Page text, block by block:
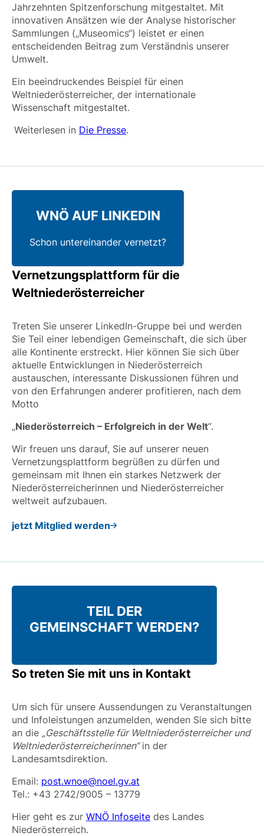
Jahrzehnten Spitzenforschung mitgestaltet. Mit
innovativen Ansätzen wie der Analyse historischer
Sammlungen („Museomics“) leistet er einen
entscheidenden Beitrag zum Verständnis unserer
Umwelt.
Ein beeindruckendes Beispiel für einen
Weltniederösterreicher, der internationale
Wissenschaft mitgestaltet.
Weiterlesen in Die Presse.
WNÖ AUF LINKEDIN
Schon untereinander vernetzt?
Vernetzungsplattform für die
Weltniederösterreicher
Treten Sie unserer LinkedIn-Gruppe bei und werden
Sie Teil einer lebendigen Gemeinschaft, die sich über
alle Kontinente erstreckt. Hier können Sie sich über
aktuelle Entwicklungen in Niederösterreich
austauschen, interessante Diskussionen führen und
von den Erfahrungen anderer profitieren, nach dem
Motto
„Niederösterreich – Erfolgreich in der Welt“.
Wir freuen uns darauf, Sie auf unserer neuen
Vernetzungsplattform begrüßen zu dürfen und
gemeinsam mit Ihnen ein starkes Netzwerk der
Niederösterreicherinnen und Niederösterreicher
weltweit aufzubauen.
jetzt Mitglied werden
TEIL DER
GEMEINSCHAFT WERDEN?
So treten Sie mit uns in Kontakt
Um sich für unsere Aussendungen zu Veranstaltungen
und Infoleistungen anzumelden, wenden Sie sich bitte
an die „Geschäftsstelle für Weltniederösterreicher und
Weltniederösterreicherinnen“in der
Landesamtsdirektion.
Email: post.wnoe@noel.gv.at
Tel.: +43 2742/9005 – 13779
Hier geht es zur WNÖ Infoseite des Landes
Niederösterreich.